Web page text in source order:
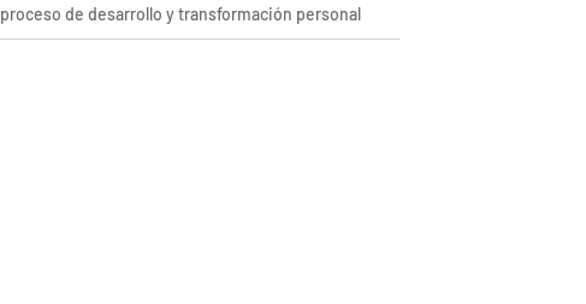
proceso de desarrollo y transformación personal